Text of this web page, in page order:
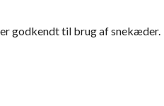
godkendt til brug af snekæder.